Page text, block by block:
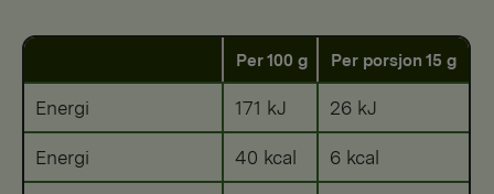
Per 100 g Per porsjon 15 g
Energi 171 kJ 26 kJ
Energi 40 kcal 6 kcal